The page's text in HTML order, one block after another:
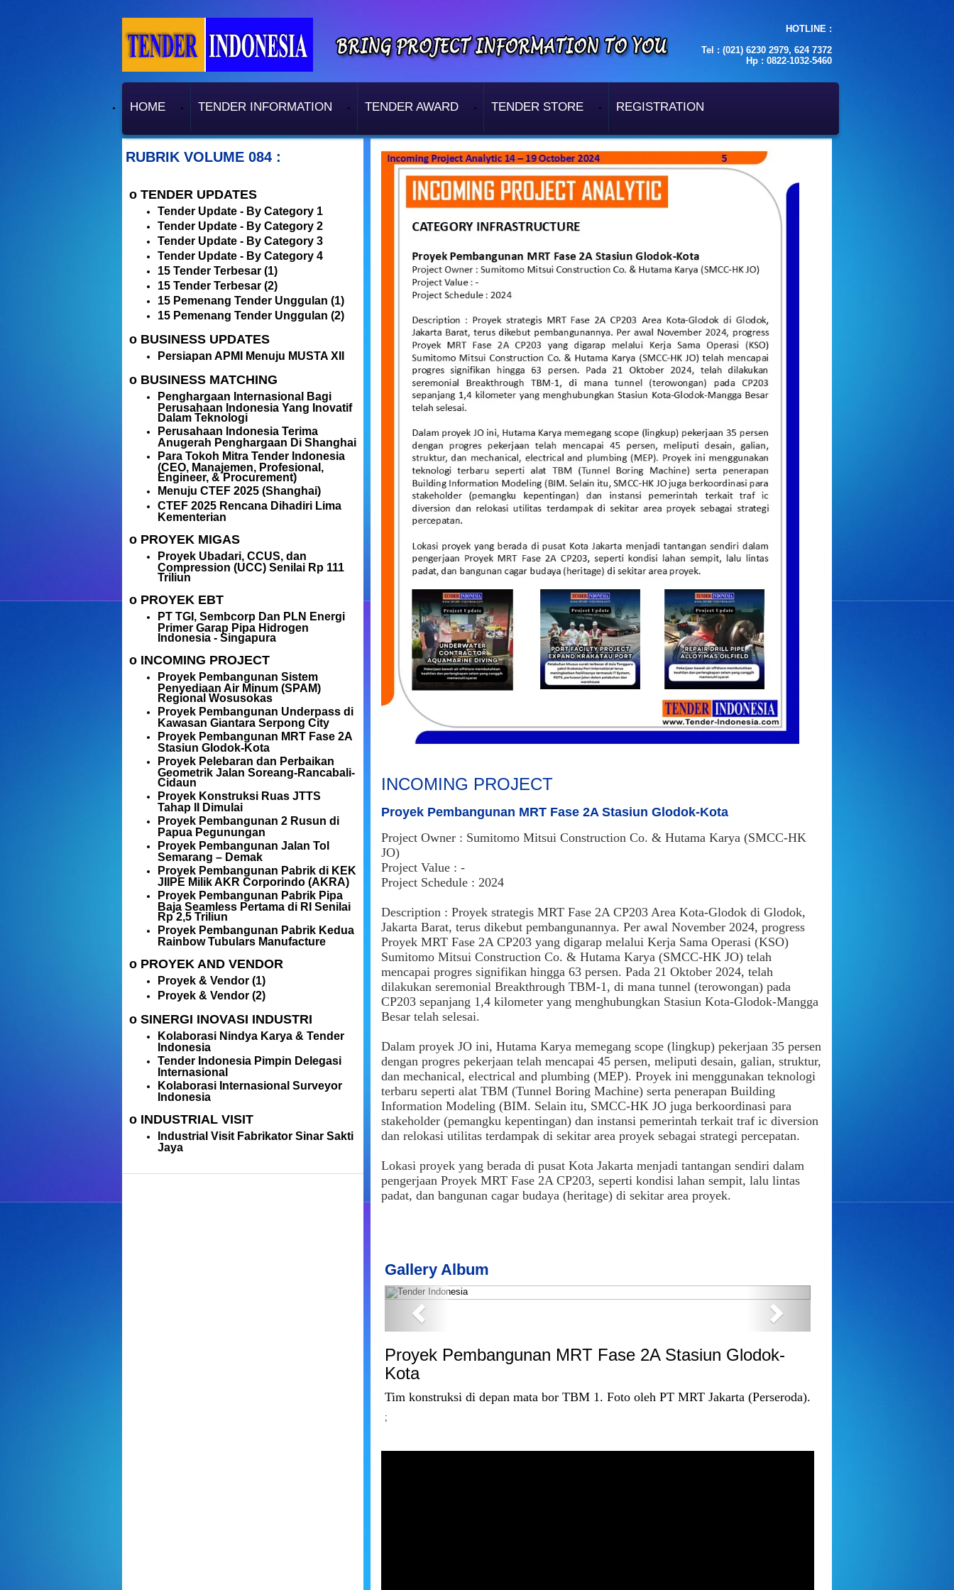
HOTLINE :
Tel : (021) 6230 2979, 624 7372
Hp : 0822-1032-5460
HOME TENDER INFORMATION TENDER AWARD TENDER STORE REGISTRATION
RUBRIK VOLUME 084 :
o TENDER UPDATES
Tender Update - By Category 1
Tender Update - By Category 2
Tender Update - By Category 3
Tender Update - By Category 4
15 Tender Terbesar (1)
15 Tender Terbesar (2)
15 Pemenang Tender Unggulan (1)
15 Pemenang Tender Unggulan (2)
o BUSINESS UPDATES
Persiapan APMI Menuju MUSTA XII
o BUSINESS MATCHING
Penghargaan Internasional Bagi
Perusahaan Indonesia Yang Inovatif
Dalam Teknologi
Perusahaan Indonesia Terima
Anugerah Penghargaan Di Shanghai
Para Tokoh Mitra Tender Indonesia
(CEO, Manajemen, Profesional,
Engineer, & Procurement)
Menuju CTEF 2025 (Shanghai)
CTEF 2025 Rencana Dihadiri Lima
Kementerian
o PROYEK MIGAS
Proyek Ubadari, CCUS, dan
Compression (UCC) Senilai Rp 111
Triliun
o PROYEK EBT
PT TGI, Sembcorp Dan PLN Energi
Primer Garap Pipa Hidrogen
Indonesia - Singapura
o INCOMING PROJECT
Proyek Pembangunan Sistem
Penyediaan Air Minum (SPAM)
Regional Wosusokas
Proyek Pembangunan Underpass di
Kawasan Giantara Serpong City
Proyek Pembangunan MRT Fase 2A
Stasiun Glodok-Kota
Proyek Pelebaran dan Perbaikan
Geometrik Jalan Soreang-Rancabali-
Cidaun
Proyek Konstruksi Ruas JTTS
Tahap II Dimulai
Proyek Pembangunan 2 Rusun di
Papua Pegunungan
Proyek Pembangunan Jalan Tol
Semarang – Demak
Proyek Pembangunan Pabrik di KEK
JIIPE Milik AKR Corporindo (AKRA)
Proyek Pembangunan Pabrik Pipa
Baja Seamless Pertama di RI Senilai
Rp 2,5 Triliun
Proyek Pembangunan Pabrik Kedua
Rainbow Tubulars Manufacture
o PROYEK AND VENDOR
Proyek & Vendor (1)
Proyek & Vendor (2)
o SINERGI INOVASI INDUSTRI
Kolaborasi Nindya Karya & Tender
Indonesia
Tender Indonesia Pimpin Delegasi
Internasional
Kolaborasi Internasional Surveyor
Indonesia
o INDUSTRIAL VISIT
Industrial Visit Fabrikator Sinar Sakti
Jaya
INCOMING PROJECT
Proyek Pembangunan MRT Fase 2A Stasiun Glodok-Kota
Project Owner : Sumitomo Mitsui Construction Co. & Hutama Karya (SMCC-HK
JO)
Project Value : -
Project Schedule : 2024
Description : Proyek strategis MRT Fase 2A CP203 Area Kota-Glodok di Glodok,
Jakarta Barat, terus dikebut pembangunannya. Per awal November 2024, progress
Proyek MRT Fase 2A CP203 yang digarap melalui Kerja Sama Operasi (KSO)
Sumitomo Mitsui Construction Co. & Hutama Karya (SMCC-HK JO) telah
mencapai progres signifikan hingga 63 persen. Pada 21 Oktober 2024, telah
dilakukan seremonial Breakthrough TBM-1, di mana tunnel (terowongan) pada
CP203 sepanjang 1,4 kilometer yang menghubungkan Stasiun Kota-Glodok-Mangga
Besar telah selesai.
Dalam proyek JO ini, Hutama Karya memegang scope (lingkup) pekerjaan 35 persen
dengan progres pekerjaan telah mencapai 45 persen, meliputi desain, galian, struktur,
dan mechanical, electrical and plumbing (MEP). Proyek ini menggunakan teknologi
terbaru seperti alat TBM (Tunnel Boring Machine) serta penerapan Building
Information Modeling (BIM. Selain itu, SMCC-HK JO juga berkoordinasi para
stakeholder (pemangku kepentingan) dan instansi pemerintah terkait traf ic diversion
dan relokasi utilitas terdampak di sekitar area proyek sebagai strategi percepatan.
Lokasi proyek yang berada di pusat Kota Jakarta menjadi tantangan sendiri dalam
pengerjaan Proyek MRT Fase 2A CP203, seperti kondisi lahan sempit, lalu lintas
padat, dan bangunan cagar budaya (heritage) di sekitar area proyek.
Gallery Album
Previous
Proyek Pembangunan MRT Fase 2A Stasiun Glodok-
Kota
Tim konstruksi di depan mata bor TBM 1. Foto oleh PT MRT Jakarta (Perseroda).
;